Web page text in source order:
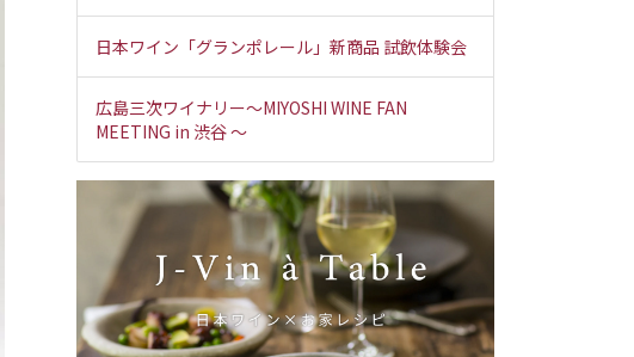
日本ワイン「グランポレール」新商品 試飲体験会
広島三次ワイナリー～MIYOSHI WINE FAN
MEETING in 渋谷 ～